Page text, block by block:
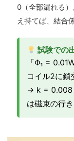
0（全部漏れる
え持てば、結合
試験での
「Φ₁ =
コイル2に鎖
→ k = 0.008
は磁束の行